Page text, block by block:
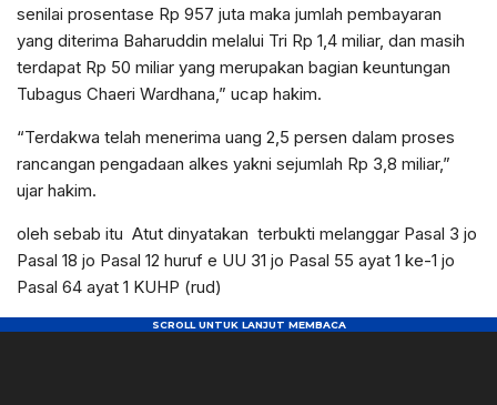
senilai prosentase Rp 957 juta maka jumlah pembayaran
yang diterima Baharuddin melalui Tri Rp 1,4 miliar, dan masih
terdapat Rp 50 miliar yang merupakan bagian keuntungan
Tubagus Chaeri Wardhana,” ucap hakim.
“Terdakwa telah menerima uang 2,5 persen dalam proses
rancangan pengadaan alkes yakni sejumlah Rp 3,8 miliar,”
ujar hakim.
oleh sebab itu Atut dinyatakan terbukti melanggar Pasal 3 jo
Pasal 18 jo Pasal 12 huruf e UU 31 jo Pasal 55 ayat 1 ke-1 jo
Pasal 64 ayat 1 KUHP (rud)